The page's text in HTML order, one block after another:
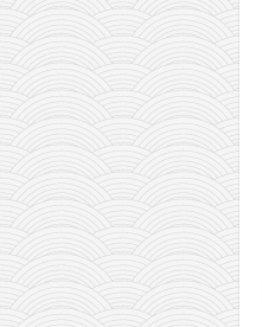
naihanchi
kushanku
passai
temashiwari
kobudo
nunchaku
bo
tonfa